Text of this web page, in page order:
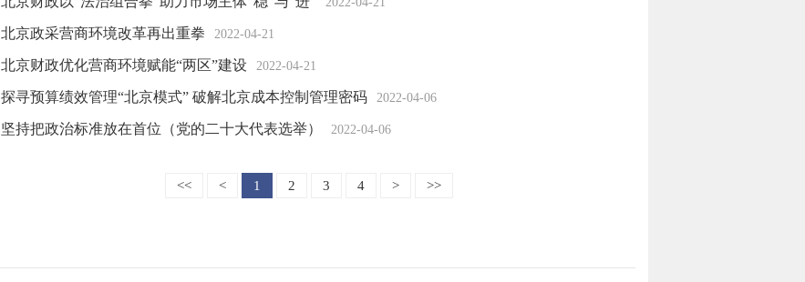
北京政采营商环境改革再出重拳 2022-04-21
北京财政优化营商环境赋能“两区”建设 2022-04-21
探寻预算绩效管理“北京模式” 破解北京成本控制管理密码 2022-04-06
坚持把政治标准放在首位（党的二十大代表选举） 2022-04-06
<< < 1 2 3 4 > >>